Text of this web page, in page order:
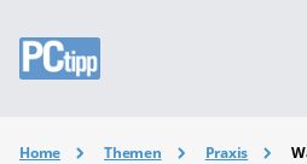
Home Themen Praxis